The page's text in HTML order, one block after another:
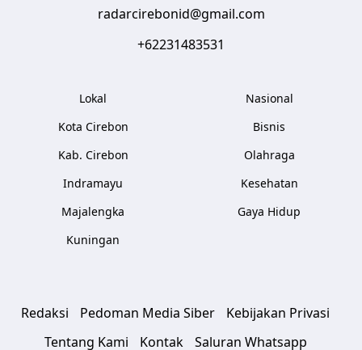
radarcirebonid@gmail.com
+62231483531
Lokal
Kota Cirebon
Kab. Cirebon
Indramayu
Majalengka
Kuningan
Nasional
Bisnis
Olahraga
Kesehatan
Gaya Hidup
Redaksi Pedoman Media Siber
Kebijakan Privasi
Tentang Kami
Kontak Saluran Whatsapp